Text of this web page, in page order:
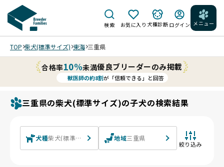
検索 お気に入り 犬種診断 ログイン メニュー
TOP 柴犬(標準サイズ) 東海 三重県
合格率10%未満優良ブリーダーのみ掲載
獣医師の約8割が「信頼できる」と回答
三重県の柴犬(標準サイズ)の子犬の検索結果
犬種柴犬(標準サイズ) 地域三重県
絞り込み